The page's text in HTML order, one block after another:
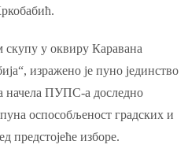
скупу у оквиру Каравана
изражено је пуно јединство
начела ПУПС-а доследно
оспособљеност градских и
предстојеће изборе.